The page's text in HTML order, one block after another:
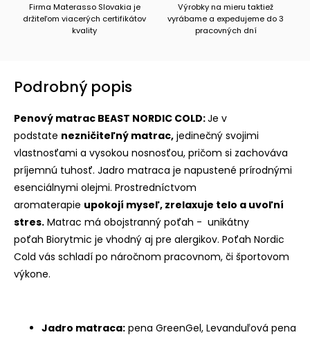
Firma Materasso Slovakia je
držiteľom viacerých certifikátov
kvality
Výrobky na mieru taktiež
vyrábame a expedujeme do 3
pracovných dní
Podrobný popis
Penový matrac BEAST NORDIC COLD:Je v
podstate nezničiteľný matrac, jedinečný svojimi
vlastnosťami a vysokou nosnosťou, pričom si zachováva
príjemnú tuhosť. Jadro matraca je napustené prírodnými
esenciálnymi olejmi. Prostredníctvom
aromaterapie upokojí myseľ, zrelaxuje telo a uvoľní
stres. Matrac má obojstranný poťah - unikátny
poťah Biorytmic je vhodný aj pre alergikov. Poťah Nordic
Cold vás schladí po náročnom pracovnom, či športovom
výkone.
Jadro matraca: pena GreenGel, Levanduľová pena